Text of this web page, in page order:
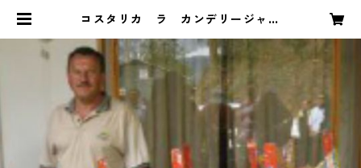
コスタリカ ラ カンデリージャ